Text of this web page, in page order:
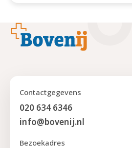
Footer
Contactgegevens
020 634 6346
info@bovenij.nl
Bezoekadres